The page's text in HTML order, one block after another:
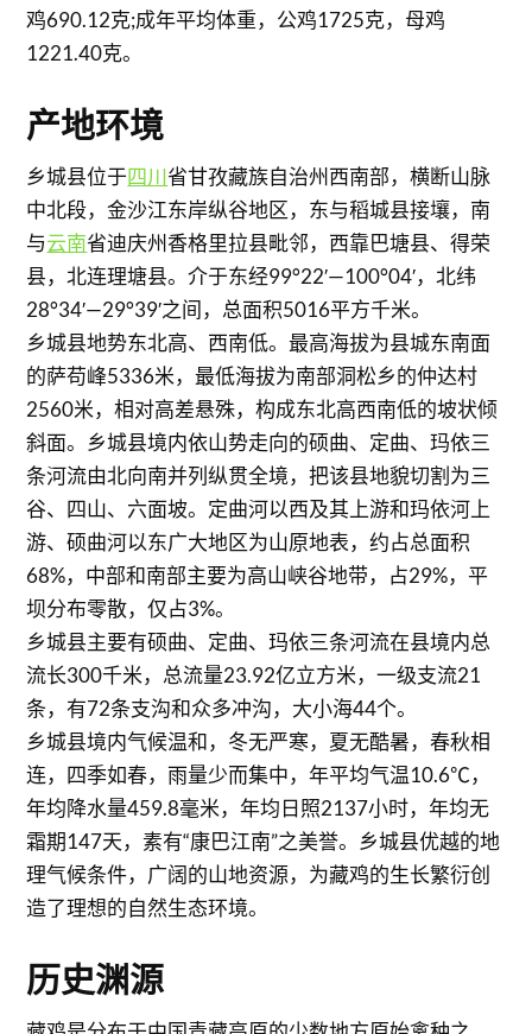
鸡690.12克;成年平均体重，公鸡1725克，母鸡
1221.40克。
产地环境
乡城县位于四川省甘孜藏族自治州西南部，横断山脉
中北段，金沙江东岸纵谷地区，东与稻城县接壤，南
与云南省迪庆州香格里拉县毗邻，西靠巴塘县、得荣
县，北连理塘县。介于东经99°22′—100°04′，北纬
28°34′—29°39′之间，总面积5016平方千米。
乡城县地势东北高、西南低。最高海拔为县城东南面
的萨苟峰5336米，最低海拔为南部洞松乡的仲达村
2560米，相对高差悬殊，构成东北高西南低的坡状倾
斜面。乡城县境内依山势走向的硕曲、定曲、玛依三
条河流由北向南并列纵贯全境，把该县地貌切割为三
谷、四山、六面坡。定曲河以西及其上游和玛依河上
游、硕曲河以东广大地区为山原地表，约占总面积
68%，中部和南部主要为高山峡谷地带，占29%，平
坝分布零散，仅占3%。
乡城县主要有硕曲、定曲、玛依三条河流在县境内总
流长300千米，总流量23.92亿立方米，一级支流21
条，有72条支沟和众多冲沟，大小海44个。
乡城县境内气候温和，冬无严寒，夏无酷暑，春秋相
连，四季如春，雨量少而集中，年平均气温10.6℃，
年均降水量459.8毫米，年均日照2137小时，年均无
霜期147天，素有“康巴江南”之美誉。乡城县优越的地
理气候条件，广阔的山地资源，为藏鸡的生长繁衍创
造了理想的自然生态环境。
历史渊源